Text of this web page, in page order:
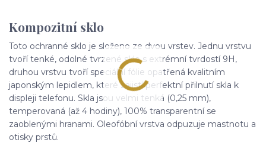
Kompozitní sklo
Toto ochranné sklo je složeno ze dvou vrstev. Jednu vrstvu
tvoří tenké, odolné tvrzené sklo s extrémní tvrdostí 9H,
druhou vrstvu tvoří speciální fólie opatřená kvalitním
japonským lepidlem, které zajistí perfektní přilnutí skla k
displeji telefonu. Skla jsou velmi tenká (0,25 mm),
temperovaná (až 4 hodiny), 100% transparentní se
zaoblenými hranami. Oleofóbní vrstva odpuzuje mastnotu a
otisky prstů.